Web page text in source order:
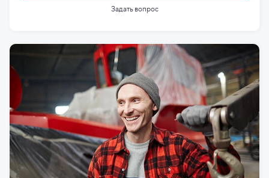
Задать вопрос